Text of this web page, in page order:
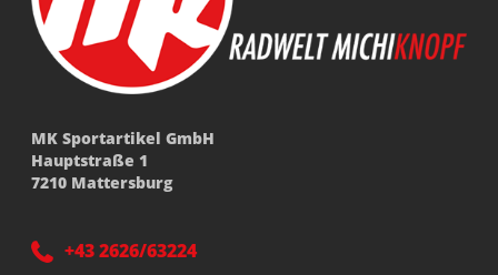
MK Sportartikel GmbH
Hauptstraße 1
7210 Mattersburg
+43 2626/63224